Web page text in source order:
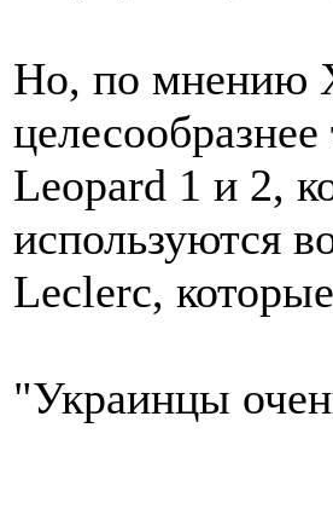
Но, по мнению
Leopard 1 и 2,
используются
Leclerc,
"Украинцы